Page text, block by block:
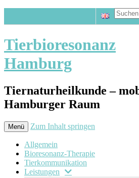
Tierbioresonanz
Hamburg
Tiernaturheilkunde –
Hamburger Raum
Menü Zum Inhalt springen
Allgemein
Bioresonanz-Therapie
Tierkommunikation
Leistungen